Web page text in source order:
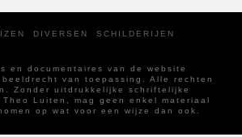
DIVERSEN SCHILDERIJEN
en documentaires van de website
beeldrecht van toepassing. Alle rechten
Zonder uitdrukkelijke schriftelijke
Theo Luiten, mag geen enkel materiaal
op wat voor een wijze dan ook.